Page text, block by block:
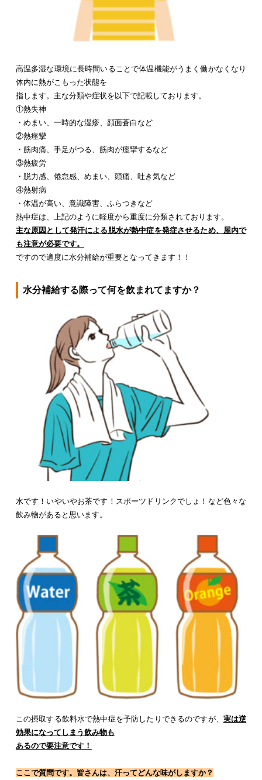
高温多湿な環境に長時間いることで体温機能がうまく働かなくなり
体内に熱がこもった状態を
指します。主な分類や症状を以下で記載しております。
①熱失神
・めまい、一時的な湿疹、顔面蒼白など
②熱痙攣
・筋肉痛、手足がつる、筋肉が痙攣するなど
③熱疲労
・脱力感、倦怠感、めまい、頭痛、吐き気など
④熱射病
・体温が高い、意識障害、ふらつきなど
熱中症は、上記のように軽度から重度に分類されております。
主な原因として発汗による脱水が熱中症を発症させるため、屋内で
も注意が必要です。
ですので適度に水分補給が重要となってきます！！
水分補給する際って何を飲まれてますか？
水です！いやいやお茶です！スポーツドリンクでしょ！など色々な
飲み物があると思います。
この摂取する飲料水で熱中症を予防したりできるのですが、 実は逆
効果になってしまう飲み物も
あるので要注意です！
ここで質問です。皆さんは、汗ってどんな味がしますか？